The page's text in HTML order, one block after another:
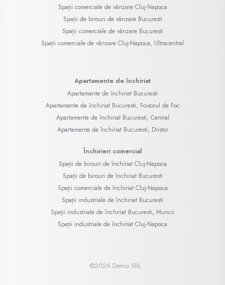
Spații comerciale de vânzare Cluj-Napoca
Spații de birouri de vânzare Bucuresti
Spații comerciale de vânzare Bucuresti
Spații comerciale de vânzare Cluj-Napoca, Ultracentral
Apartamente de închiriat
Apartamente de închiriat Bucuresti
Apartamente de închiriat Bucuresti, Foisorul de Foc
Apartamente de închiriat Bucuresti, Central
Apartamente de închiriat Bucuresti, Dristor
Închirieri comercial
Spații de birouri de închiriat Cluj-Napoca
Spații de birouri de închiriat Bucuresti
Spații comerciale de închiriat Cluj-Napoca
Spații industriale de închiriat Bucuresti
Spații industriale de închiriat Bucuresti, Muncii
Spații industriale de închiriat Cluj-Napoca
©2026 Demo SRL